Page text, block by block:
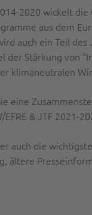
2020 wickelt
aus dem
auch ein Teil
der Stärkung von
klimaneutralen
eine
& JTF 2021-
auch die
ältere